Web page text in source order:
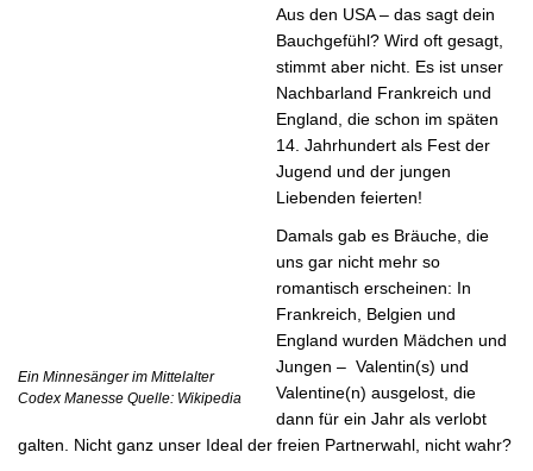
Ein Minnesänger im Mittelalter
Codex Manesse Quelle: Wikipedia
Aus den USA – das sagt dein
Bauchgefühl? Wird oft gesagt,
stimmt aber nicht. Es ist unser
Nachbarland Frankreich und
England, die schon im späten
14. Jahrhundert als Fest der
Jugend und der jungen
Liebenden feierten!
Damals gab es Bräuche, die
uns gar nicht mehr so
romantisch erscheinen: In
Frankreich, Belgien und
England wurden Mädchen und
Jungen – Valentin(s) und
Valentine(n) ausgelost, die
dann für ein Jahr als verlobt
galten. Nicht ganz unser Ideal der freien Partnerwahl, nicht wahr?